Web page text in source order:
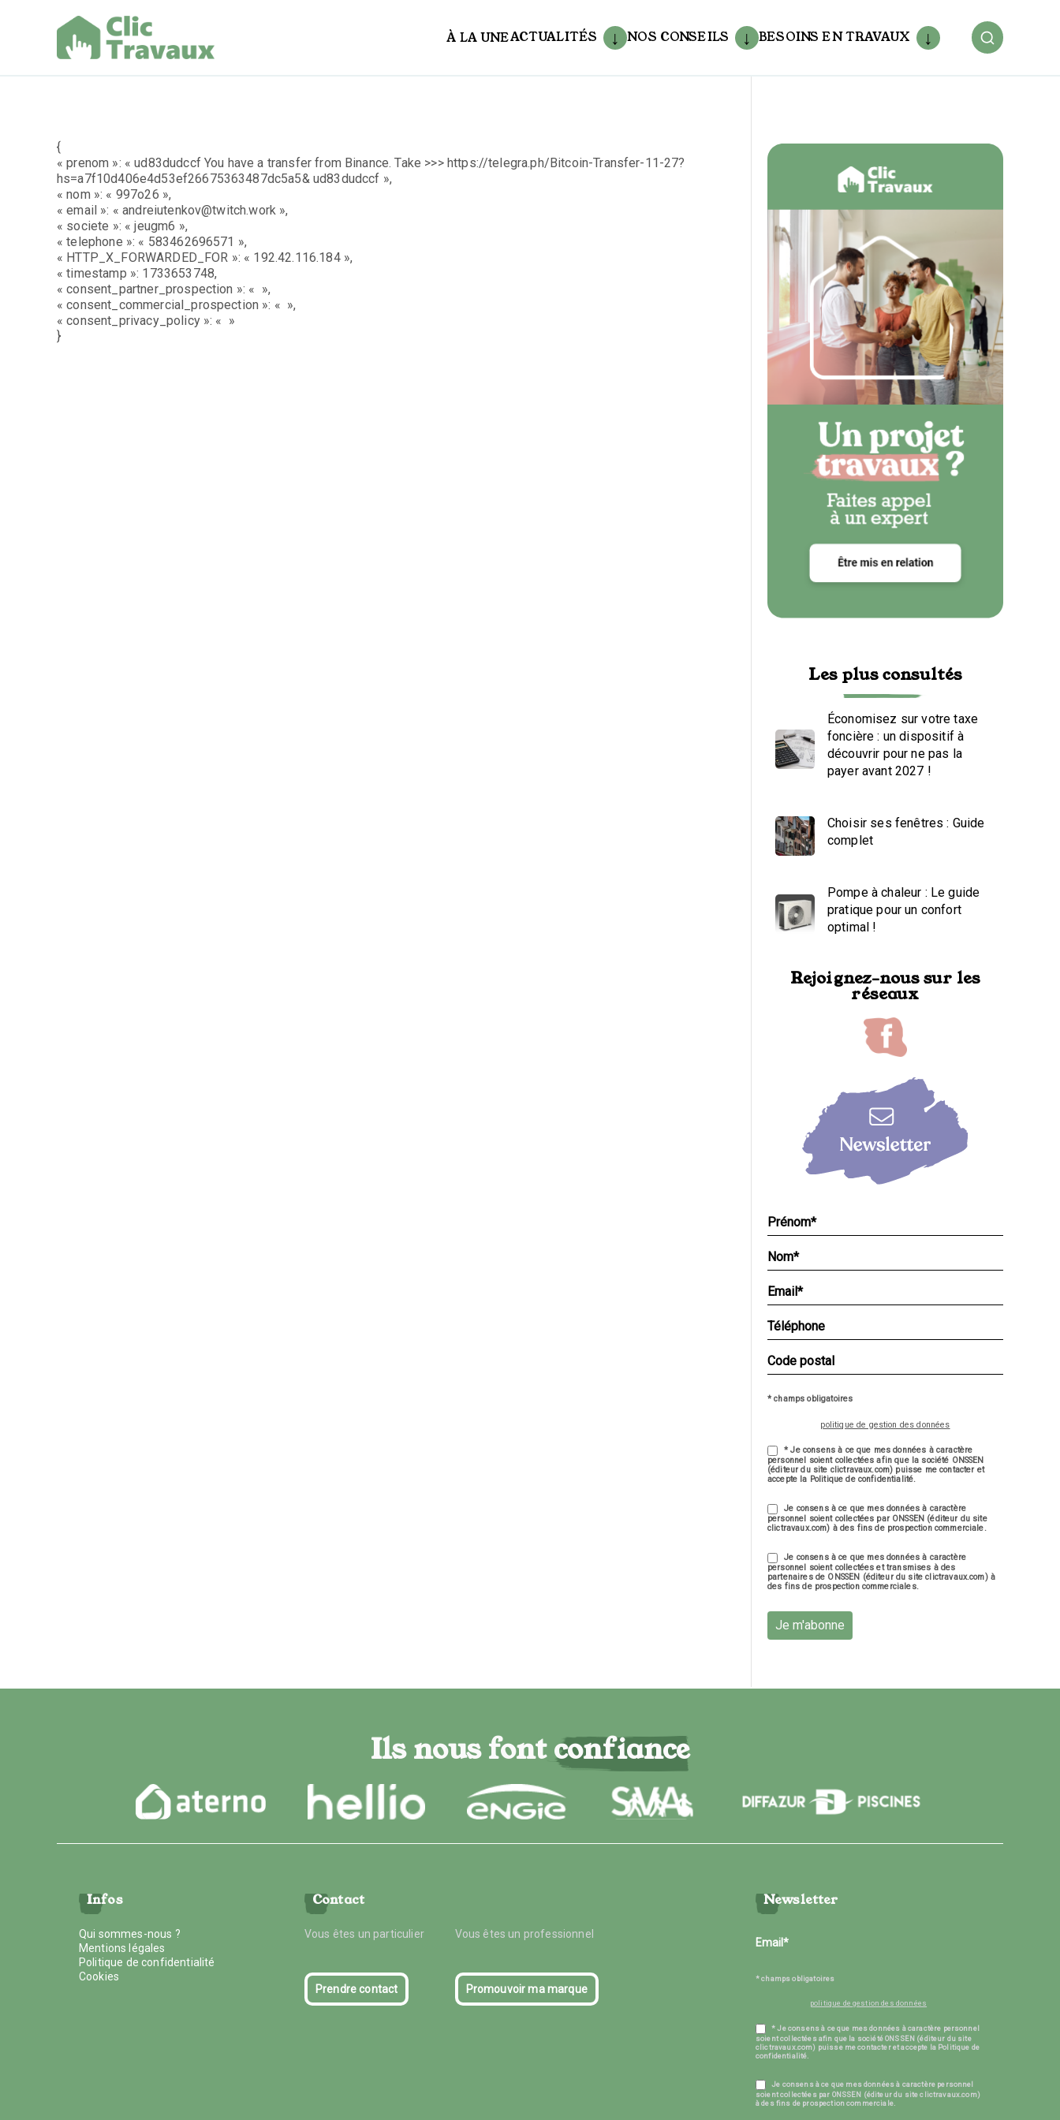
À LA UNEACTUALITÉS NOS CONSEILS BESOINS EN TRAVAUX
{
« prenom »: « ud83dudccf You have a transfer from Binance. Take >>> https://telegra.ph/Bitcoin-Transfer-11-27?
hs=a7f10d406e4d53ef26675363487dc5a5& ud83dudccf »,
« nom »: « 997o26 »,
« email »: « andreiutenkov@twitch.work »,
« societe »: « jeugm6 »,
« telephone »: « 583462696571 »,
« HTTP_X_FORWARDED_FOR »: « 192.42.116.184 »,
« timestamp »: 1733653748,
« consent_partner_prospection »: « »,
« consent_commercial_prospection »: « »,
« consent_privacy_policy »: « »
}
Les plus consultés
Économisez sur votre taxe
foncière : un dispositif à
découvrir pour ne pas la
payer avant 2027 !
Choisir ses fenêtres : Guide
complet
Pompe à chaleur : Le guide
pratique pour un confort
optimal !
Rejoignez-nous sur les
réseaux
* champs obligatoires
politique de gestion des données
* Je consens à ce que mes données à caractère
personnel soient collectées afin que la société ONSSEN
(éditeur du site clictravaux.com) puisse me contacter et
accepte la Politique de confidentialité.
Je consens à ce que mes données à caractère
personnel soient collectées par ONSSEN (éditeur du site
clictravaux.com) à des fins de prospection commerciale.
Je consens à ce que mes données à caractère
personnel soient collectées et transmises à des
partenaires de ONSSEN (éditeur du site clictravaux.com) à
des fins de prospection commerciales.
Je m'abonne
Ils nous font confiance
Infos
Qui sommes-nous ?
Mentions légales
Politique de confidentialité
Cookies
Contact
Vous êtes un particulier Vous êtes un professionnel
Prendre contact Promouvoir ma marque
Newsletter
* champs obligatoires
politique de gestion des données
* Je consens à ce que mes données à caractère personnel
soient collectées afin que la société ONSSEN (éditeur du site
clictravaux.com) puisse me contacter et accepte la Politique de
confidentialité.
Je consens à ce que mes données à caractère personnel
soient collectées par ONSSEN (éditeur du site clictravaux.com)
à des fins de prospection commerciale.